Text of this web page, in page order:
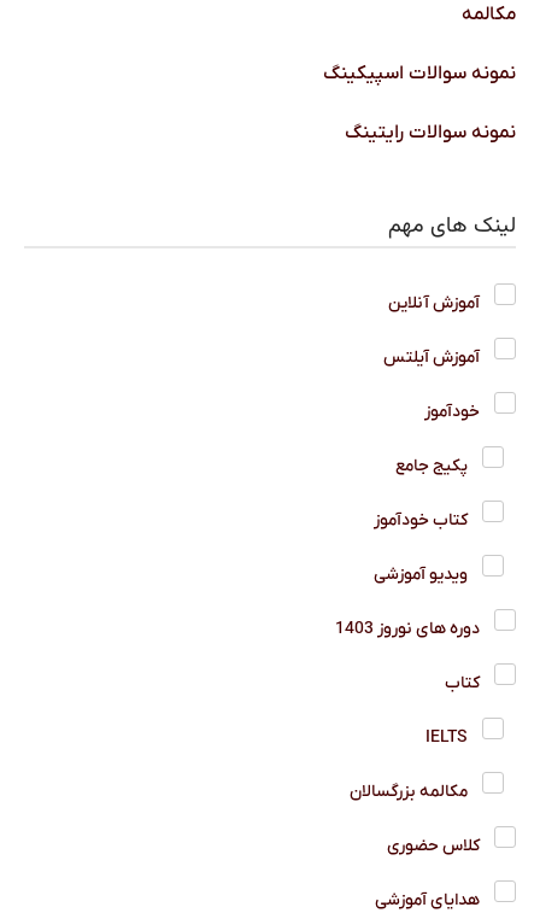
مکالمه
نمونه سوالات اسپیکینگ
نمونه سوالات رایتینگ
لینک های مهم
آموزش آنلاین
آموزش آیلتس
خودآموز
پکیج جامع
کتاب خودآموز
ویدیو آموزشی
دوره های نوروز 1403
کتاب
IELTS
مکالمه بزرگسالان
کلاس حضوری
هدایای آموزشی